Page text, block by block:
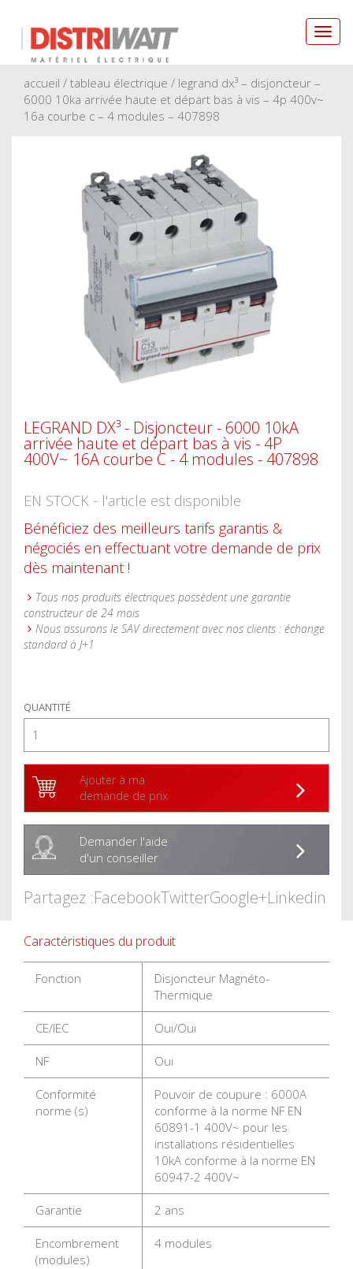
accueil / tableau électrique / legrand dx³ – disjoncteur –
6000 10ka arrivée haute et départ bas à vis – 4p 400v~
16a courbe c – 4 modules – 407898
LEGRAND DX³ - Disjoncteur - 6000 10kA
arrivée haute et départ bas à vis - 4P
400V~ 16A courbe C - 4 modules - 407898
EN STOCK - l'article est disponible
Bénéficiez des meilleurs tarifs garantis &
négociés en effectuant votre demande de prix
dès maintenant !
Tous nos produits électriques possèdent une garantie
constructeur de 24 mois
Nous assurons le SAV directement avec nos clients : échange
standard à J+1
QUANTITÉ
Ajouter à ma
demande de prix
Demander l'aide
d'un conseiller
Partagez :FacebookTwitterGoogle+Linkedin
Caractéristiques du produit
Fonction
Disjoncteur Magnéto-
Thermique
CE/IEC Oui/Oui
NF Oui
Conformité
norme (s)
Pouvoir de coupure : 6000A
conforme à la norme NF EN
60891-1 400V~ pour les
installations résidentielles
10kA conforme à la norme EN
60947-2 400V~
Garantie 2 ans
Encombrement
(modules)
4 modules